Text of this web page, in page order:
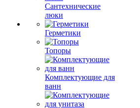
Сантехнические
люки
Герметики
Топоры
Комплектующие для
ванн